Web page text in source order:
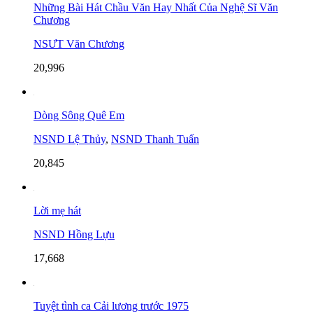
Những Bài Hát Chầu Văn Hay Nhất Của Nghệ Sĩ Văn
Chương
NSƯT Văn Chương
20,996
Dòng Sông Quê Em
NSND Lệ Thủy, NSND Thanh Tuấn
20,845
Lời mẹ hát
NSND Hồng Lựu
17,668
Tuyệt tình ca Cải lương trước 1975